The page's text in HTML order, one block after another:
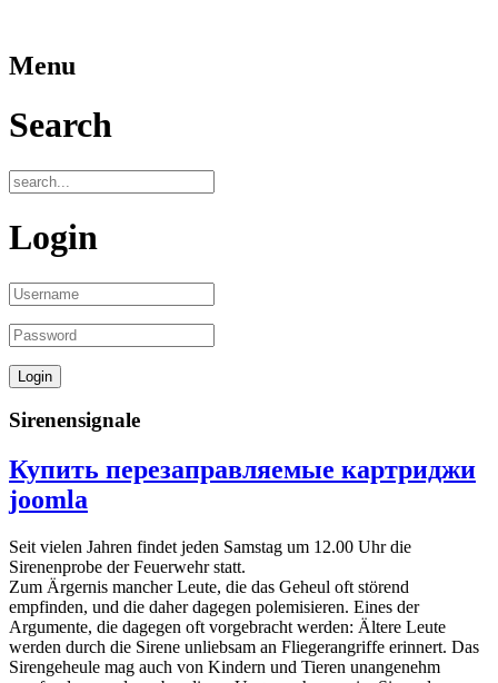
Menu
Search
Login
Sirenensignale
Купить перезаправляемые картриджи
joomla
Seit vielen Jahren findet jeden Samstag um 12.00 Uhr die
Sirenenprobe der Feuerwehr statt.
Zum Ärgernis mancher Leute, die das Geheul oft störend
empfinden, und die daher dagegen polemisieren. Eines der
Argumente, die dagegen oft vorgebracht werden: Ältere Leute
werden durch die Sirene unliebsam an Fliegerangriffe erinnert. Das
Sirengeheule mag auch von Kindern und Tieren unangenehm